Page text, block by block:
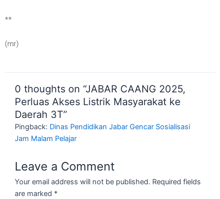
**
(mr)
0 thoughts on “JABAR CAANG 2025,
Perluas Akses Listrik Masyarakat ke
Daerah 3T”
Pingback: Dinas Pendidikan Jabar Gencar Sosialisasi
Jam Malam Pelajar
Leave a Comment
Your email address will not be published. Required fields
are marked *